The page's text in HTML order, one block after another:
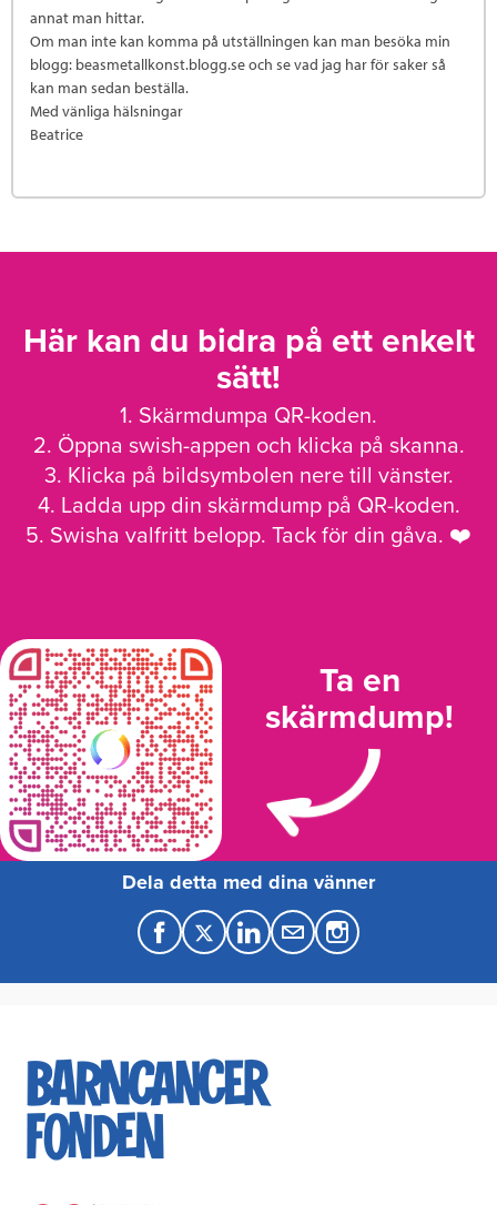
annat man hittar.
Om man inte kan komma på utställningen kan man besöka min
blogg: beasmetallkonst.blogg.se och se vad jag har för saker så
kan man sedan beställa.
Med vänliga hälsningar
Beatrice
Här kan du bidra på ett enkelt
sätt!
1. Skärmdumpa QR-koden.
2. Öppna swish-appen och klicka på skanna.
3. Klicka på bildsymbolen nere till vänster.
4. Ladda upp din skärmdump på QR-koden.
5. Swisha valfritt belopp. Tack för din gåva. ❤️
Ta en
skärmdump!
Dela detta med dina vänner
F
a
e
b
T
w
t
t
L
i
k
e
M
a